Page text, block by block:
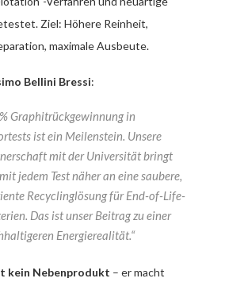
Ziel: Höhere Reinheit,
maximale Ausbeute.
Bellini Bressi:
Graphitrückgewinnung in
ist ein Meilenstein. Unsere
mit der Universität bringt
jedem Test näher an eine saubere,
Recyclinglösung für End-of-Life-
Das ist unser Beitrag zu einer
Energierealität.“
kein Nebenprodukt – er macht